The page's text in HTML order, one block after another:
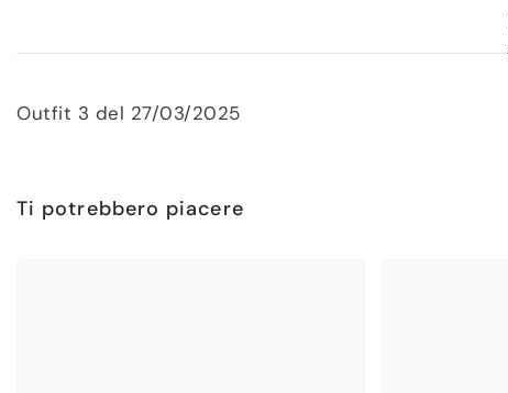
Outfit 3 del 27/03/2025
Ti potrebbero piacere